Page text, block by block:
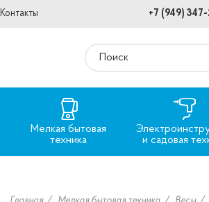
Контакты +7 (949) 347-
Мелкая бытовая
техника
и садовая